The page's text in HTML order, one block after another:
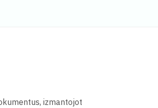
izmantojot